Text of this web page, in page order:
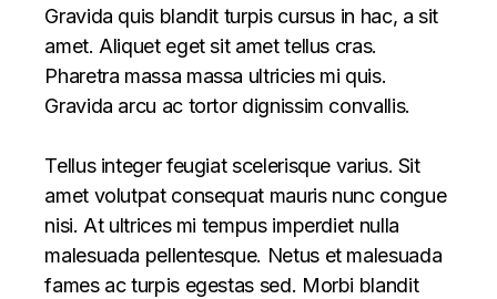
Gravida quis blandit turpis cursus in hac, a sit
amet. Aliquet eget sit amet tellus cras.
Pharetra massa massa ultricies mi quis.
Gravida arcu ac tortor dignissim convallis.
Tellus integer feugiat scelerisque varius. Sit
amet volutpat consequat mauris nunc congue
nisi. At ultrices mi tempus imperdiet nulla
malesuada pellentesque. Netus et malesuada
fames ac turpis egestas sed. Morbi blandit